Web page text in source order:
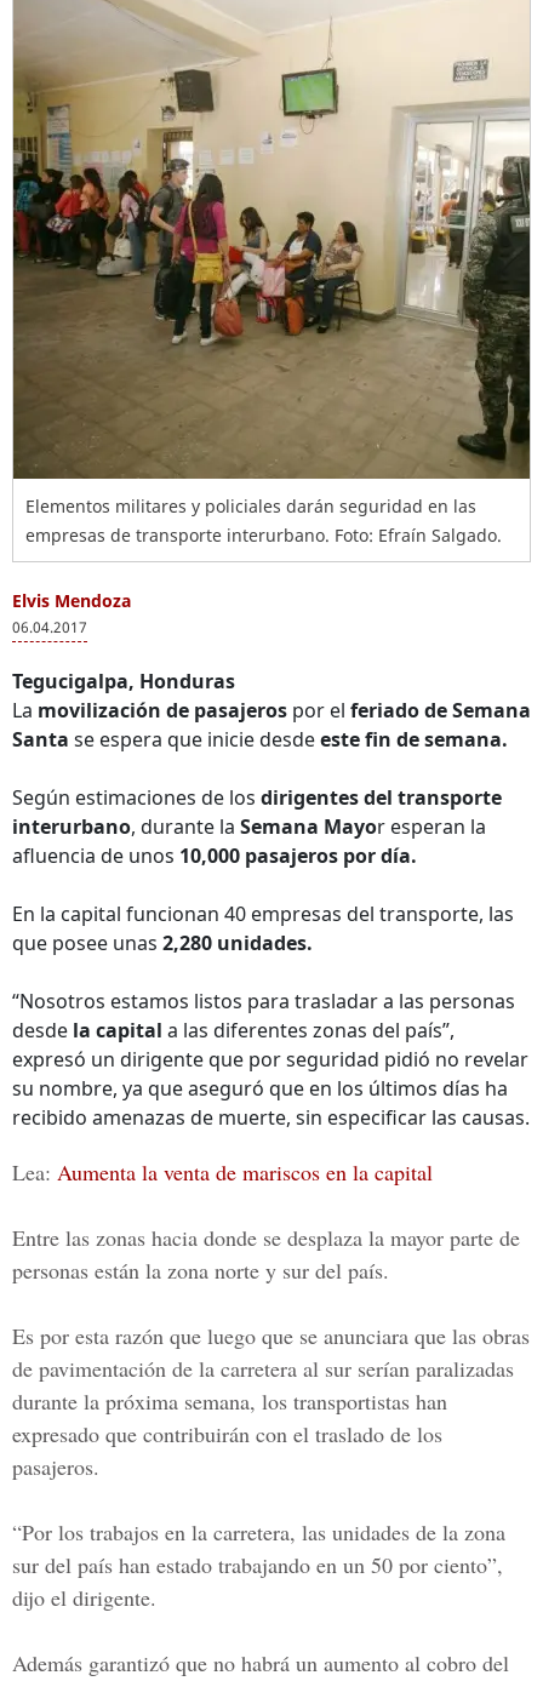
Elementos militares y policiales darán seguridad en las
empresas de transporte interurbano. Foto: Efraín Salgado.
Elvis Mendoza
06.04.2017
Tegucigalpa, Honduras
La movilización de pasajeros por el feriado de Semana
Santa se espera que inicie desdeeste fin de semana.
Según estimaciones de los dirigentes del transporte
interurbano, durante la Semana Mayor esperan la
afluencia de unos 10,000 pasajeros por día.
En la capital funcionan 40 empresas del transporte, las
que posee unas 2,280 unidades.
“Nosotros estamos listos para trasladar a las personas
desde la capital a las diferentes zonas del país”,
expresó un dirigente que por seguridad pidió no revelar
su nombre, ya que aseguró que en los últimos días ha
recibido amenazas de muerte, sin especificar las causas.
Lea: Aumenta la venta de mariscos en la capital
Entre las zonas hacia donde se desplaza la mayor parte de
personas están la zona norte y sur del país.
Es por esta razón que luego que se anunciara que las obras
de pavimentación de la carretera al sur serían paralizadas
durante la próxima semana, los transportistas han
expresado que contribuirán con el traslado de los
pasajeros.
“Por los trabajos en la carretera, las unidades de la zona
sur del país han estado trabajando en un 50 por ciento”,
dijo el dirigente.
Además garantizó que no habrá un aumento al cobro del